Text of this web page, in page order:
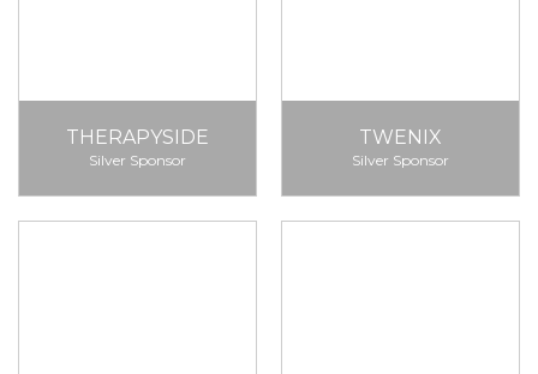
THERAPYSIDE
Silver Sponsor
TWENIX
Silver Sponsor